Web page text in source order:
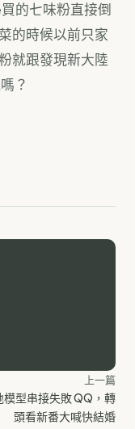
的七味粉直接倒
的時候以前只家
就跟發現新大陸
？
上一篇
型串接失敗 QQ，轉
頭看新番大喊快結婚